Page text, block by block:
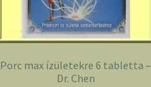
Porc max ízületekre 6 tabletta –
Dr. Chen